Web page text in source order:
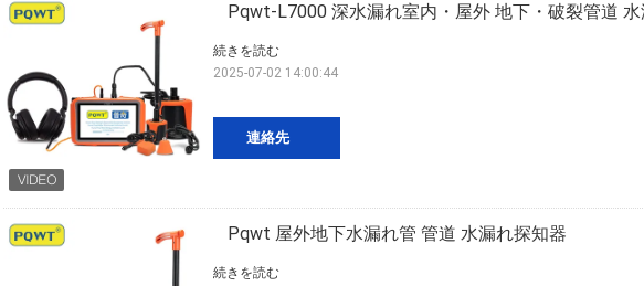
Pqwt-L7000 深水漏れ室内・屋外 地下・破裂管道
連絡先
続きを読む
2025-07-02 14:00:44
Pqwt 屋外地下水漏れ管 管道 水漏れ探知器
続きを読む